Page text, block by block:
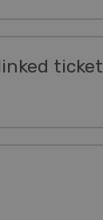
ticket